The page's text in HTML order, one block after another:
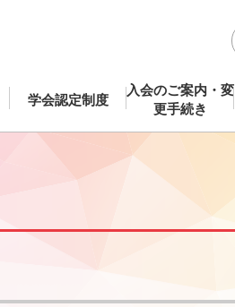
学会認定制度
入会のご案内・変
更手続き